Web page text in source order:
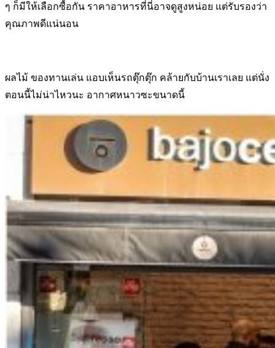
ๆ ก็มีให้เลือกซื้อกัน ราคาอาหารที่นี่อาจดูสูงหน่อย แต่รับรองว่า
คุณภาพดีแน่นอน
ผลไม้ ของทานเล่น แอบเห็นรถตุ๊กตุ๊ก คล้ายกับบ้านเราเลย แต่นั่ง
ตอนนี้ไม่น่าไหวนะ อากาศหนาวซะขนาดนี้